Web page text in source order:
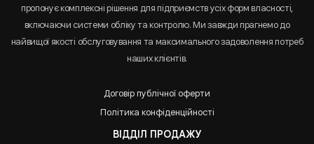
пропонує комплексні рішення для підприємств усіх форм власності,
включаючи системи обліку та контролю. Ми завжди прагнемо до
найвищої якості обслуговування та максимального задоволення потреб
наших клієнтів.
Договір публічної оферти
Політика конфіденційності
ВІДДІЛ ПРОДАЖУ